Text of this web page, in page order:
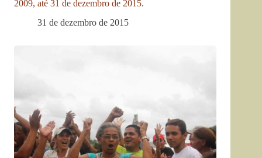
2009, até 31 de dezembro de 2015.
31 de dezembro de 2015